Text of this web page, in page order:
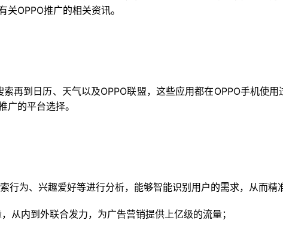
OPPO推广的相关资讯。
索再到日历、天气以及OPPO联盟，这些应用都在OPPO手机使
广的平台选择。
行为、兴趣爱好等进行分析，能够智能识别用户的需求，从而精
从内到外联合发力，为广告营销提供上亿级的流量；